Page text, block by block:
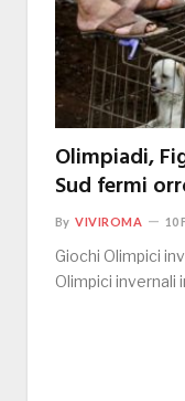
Olimpiadi,
Sud fermi
By VIVIROMA 10
Giochi Olimpici
Olimpici invernali